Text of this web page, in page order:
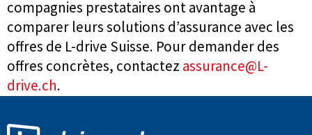
compagnies prestataires ont avantage à
comparer leurs solutions d’assurance avec les
offres de L-drive Suisse. Pour demander des
offres concrètes, contactez assurance@L-
drive.ch.